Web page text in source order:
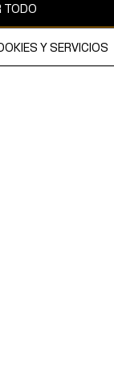
copyright y es
TODO
Y SERVICIOS